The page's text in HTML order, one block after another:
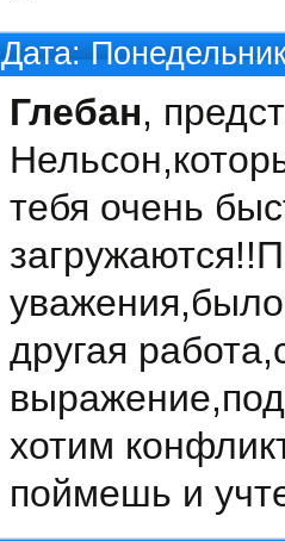
Дата:
Глебан,
тебя очень
другая
хотим
поймешь и